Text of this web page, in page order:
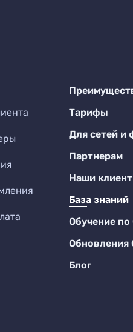
Тарифы
Для сетей и
Партнерам
Наши
База знаний
Обучение по
Обновления
Блог